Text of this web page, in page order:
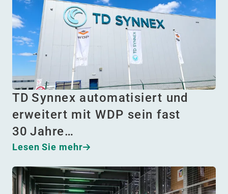
TD Synnex automatisiert und
erweitert mit WDP sein fast
30 Jahre…
Lesen Sie mehr